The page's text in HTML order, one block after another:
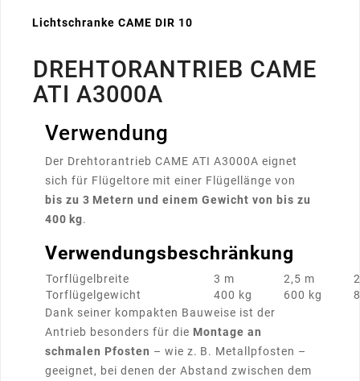
Lichtschranke CAME DIR 10
DREHTORANTRIEB CAME
ATI A3000A
Verwendung
Der Drehtorantrieb CAME ATI A3000A eignet
sich für Flügeltore mit einer Flügellänge von
bis zu 3 Metern und einem Gewicht von bis zu
400 kg.
Verwendungsbeschränkung
Torflügelbreite 3 m 2,5 m
Torflügelgewicht
400 kg 600 kg
Dank seiner kompakten Bauweise ist der
Antrieb besonders für die Montage an
schmalen Pfosten – wie z. B. Metallpfosten –
geeignet, bei denen der Abstand zwischen dem